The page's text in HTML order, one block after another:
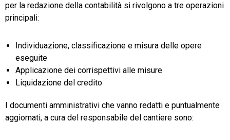
per la redazione della contabilità si rivolgono a tre operazioni
principali:
Individuazione, classificazione e misura delle opere
eseguite
Applicazione dei corrispettivi alle misure
Liquidazione del credito
I documenti amministrativi che vanno redatti e puntualmente
aggiornati, a cura del responsabile del cantiere sono: